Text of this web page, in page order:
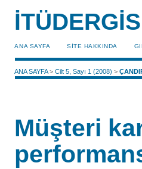
ANA SAYFA SİTE HAKKINDA
ANA SAYFA>Cilt 5, Sayı 1 (2008) >
Müşteri